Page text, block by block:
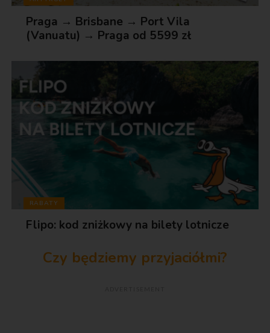
Praga → Brisbane → Port Vila
(Vanuatu) → Praga od 5599 zł
RABATY
Flipo: kod zniżkowy na bilety lotnicze
Czy będziemy przyjaciółmi?